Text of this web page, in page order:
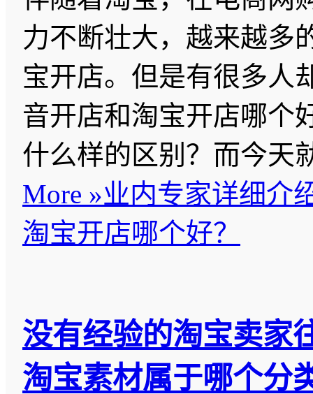
力不断壮大，越来越多
宝开店。但是有很多人
音开店和淘宝开店哪个
什么样的区别？而今
More »业内专家详细介
淘宝开店哪个好？
没有经验的淘宝卖家
淘宝素材属于哪个分